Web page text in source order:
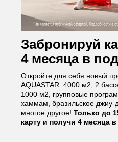
Забронируй
4 месяца в
Откройте для себя новый
AQUASTAR: 4000 м2, 2
1000 м2, групповые
хаммам, бразильское джиу-
многое другое! Только до
карту и получи 4 месяца